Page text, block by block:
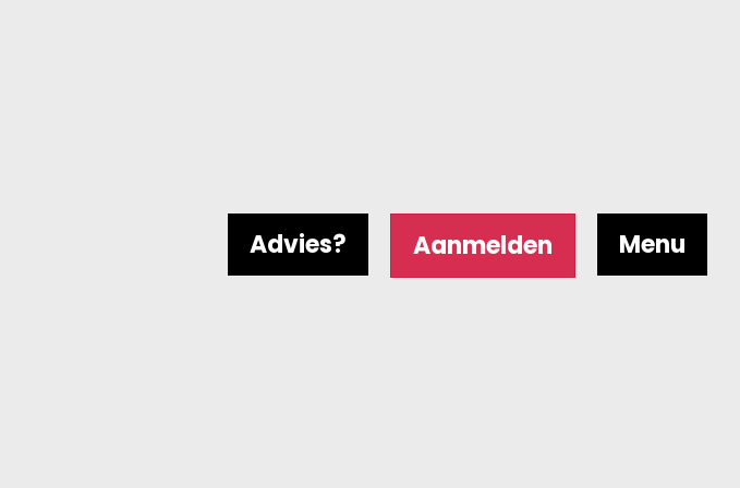
Advies? Aanmelden Menu